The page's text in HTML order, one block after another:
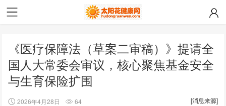
《医疗保障法（草案二审稿）》提请全
国人大常委会审议，核心聚焦基金安全
与生育保险扩围
2026年4月28日 64 [消息来源]